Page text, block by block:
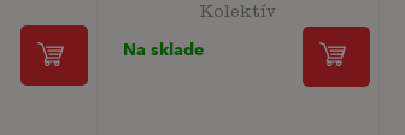
Kolektív
Na sklade